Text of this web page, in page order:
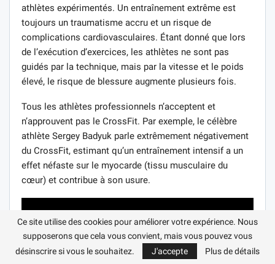
athlètes expérimentés. Un entraînement extrême est
toujours un traumatisme accru et un risque de
complications cardiovasculaires. Étant donné que lors
de l’exécution d’exercices, les athlètes ne sont pas
guidés par la technique, mais par la vitesse et le poids
élevé, le risque de blessure augmente plusieurs fois.
Tous les athlètes professionnels n’acceptent et
n’approuvent pas le CrossFit. Par exemple, le célèbre
athlète Sergey Badyuk parle extrêmement négativement
du CrossFit, estimant qu’un entraînement intensif a un
effet néfaste sur le myocarde (tissu musculaire du
cœur) et contribue à son usure.
Ce site utilise des cookies pour améliorer votre expérience. Nous
supposerons que cela vous convient, mais vous pouvez vous
désinscrire si vous le souhaitez.
J'accepte Plus de détails